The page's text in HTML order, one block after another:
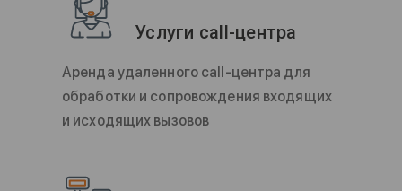
Услуги call-центра
Аренда удаленного call-центра для
обработки и сопровождения входящих
и исходящих вызовов